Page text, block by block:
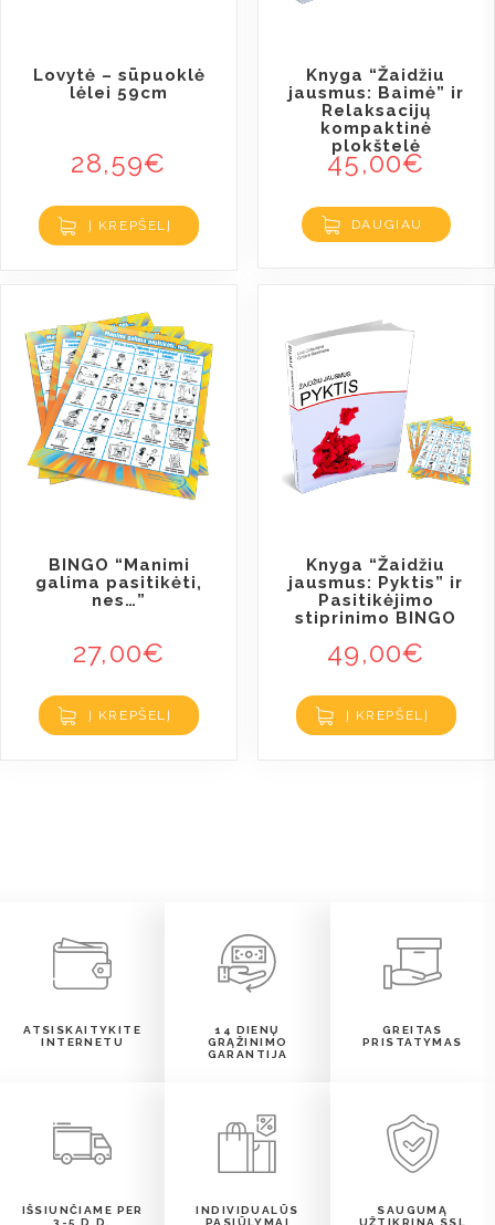
Lovytė – sūpuoklė
lėlei 59cm
28,59€
Į KREPŠELĮ
Knyga “Žaidžiu
jausmus: Baimė” ir
Relaksacijų
kompaktinė
plokštelė
45,00€
DAUGIAU
BINGO “Manimi
galima pasitikėti,
nes…”
27,00€
Į KREPŠELĮ
Knyga “Žaidžiu
jausmus: Pyktis” ir
Pasitikėjimo
stiprinimo BINGO
49,00€
Į KREPŠELĮ
ATSISKAITYKITE
INTERNETU
14 DIENŲ
GRĄŽINIMO
GARANTIJA
GREITAS
PRISTATYMAS
IŠSIUNČIAME PER
3-5 D.D.
INDIVIDUALŪS
PASIŪLYMAI
SAUGUMĄ
UŽTIKRINA SSL